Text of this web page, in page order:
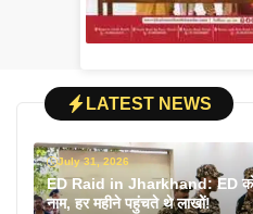
LATEST NEWS
July 31, 2026
ED Raid in Jharkhand: ED को
नाम, हर महीने पहुंचते थे लाखों!